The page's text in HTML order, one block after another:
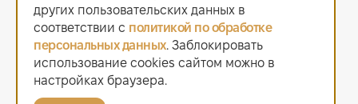
Мы используем cookie. Это позволяет нам анализировать
взаимодействие посетителей с сайтом и делать его лучше.
Продолжая пользоваться сайтом, вы соглашаетесь с использованием
файлов cookie.
2021–2026 © «Золотая Плата»
других пользовательских данных в
соответствии с политикой по обработке
персональных данных. Заблокировать
использование cookies сайтом можно в
настройках браузера.